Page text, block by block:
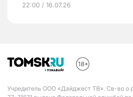
22:00 / 16.07.26
Учредитель ООО «Дайджест ТВ». Св-во